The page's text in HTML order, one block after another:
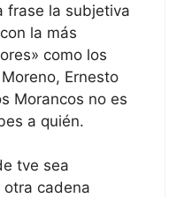
frase la subjetiva
la más
como los
Ernesto
Morancos no es
a quién.
tve sea
cadena